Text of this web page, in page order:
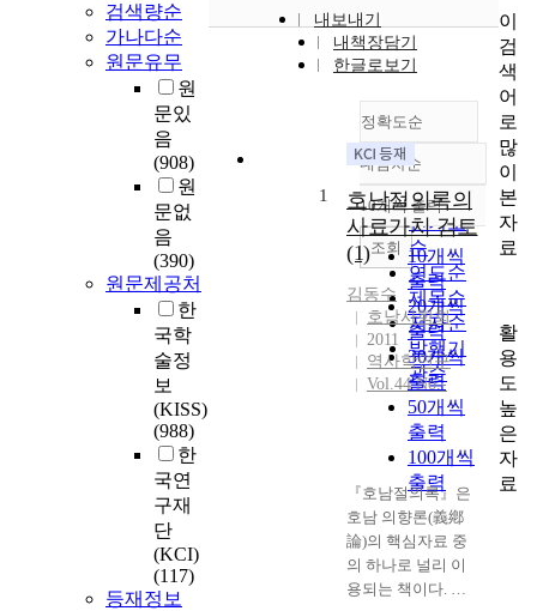
검색량순
가나다순
원문유무
원
문있
음
(908)
원
문없
음
(390)
원문제공처
한
국학
술정
보
(KISS)
(988)
한
국연
구재
단
(KCI)
(117)
등재정보
내보내기
내책장담기
한글로보기
정확도순
정확도
순
인기도
순
연도순
제목순
저자순
발행기
관순
내림차순
내림차순
10개씩 출력
10개씩
출력
20개씩
출력
30개씩
출력
50개씩
출력
100개씩
출력
조회
1
호남절의록의
사료가치 검토
(1)
김동수
호남사학회
2011
역사학연구
Vol.44 No.-
『호남절의록』은
호남 의향론(義鄕
論)의 핵심자료 중
의 하나로 널리 이
용되는 책이다. 그
이
검
색
어
로
많
이
본
자
료
활
용
도
높
은
자
료